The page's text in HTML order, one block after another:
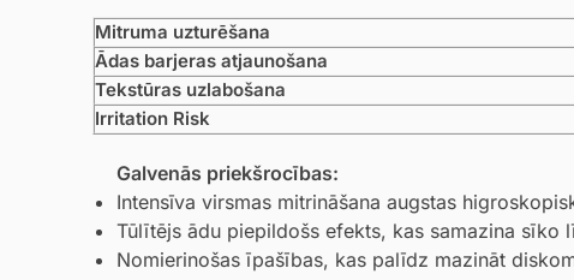
Mitruma uzturēšana
Ādas barjeras atjaunošana
Tekstūras uzlabošana
Irritation Risk
Galvenās priekšrocības:
Intensīva virsmas mitrināšana augstas
Tūlītējs ādu piepildošs efekts, kas samazina sīko
Nomierinošas īpašības, kas palīdz mazināt